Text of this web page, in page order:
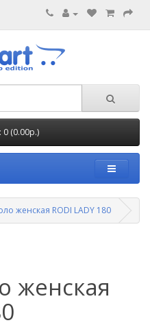
0 (0.00р.)
женская RODI LADY 180
женская